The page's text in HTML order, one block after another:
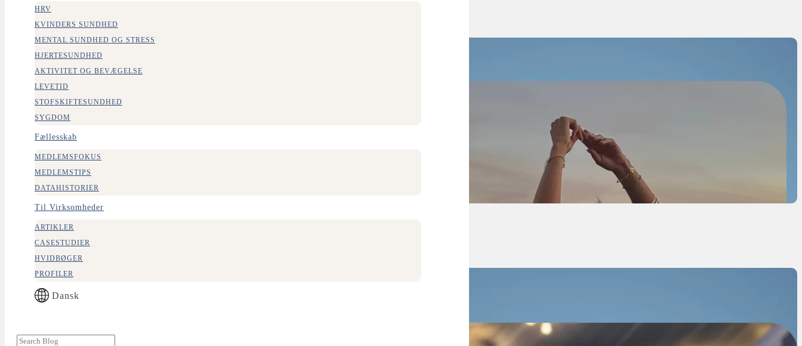
HRV
KVINDERS SUNDHED
MENTAL SUNDHED OG STRESS
HJERTESUNDHED
AKTIVITET OG BEVÆGELSE
LEVETID
STOFSKIFTESUNDHED
SYGDOM
Fællesskab
MEDLEMSFOKUS
MEDLEMSTIPS
DATAHISTORIER
Til Virksomheder
ARTIKLER
CASESTUDIER
HVIDBØGER
PROFILER
Dansk
“I MIGHT NOT HAVE WOKEN UP:” TIM’S OURA STORY
Locke Hughes 21. juli 2026
FÆLLESSKAB
Locke Hughes 21. juli 2026